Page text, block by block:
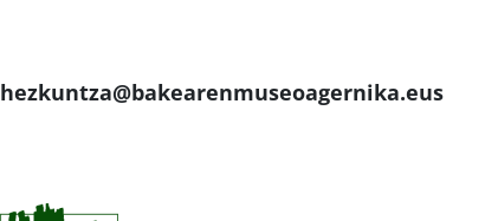
hezkuntza@bakearenmuseoagernika.eus